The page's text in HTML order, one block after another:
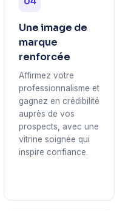
Une image de
marque
renforcée
Affirmez votre
professionnalisme et
gagnez en crédibilité
auprès de vos
prospects, avec une
vitrine soignée qui
inspire confiance.